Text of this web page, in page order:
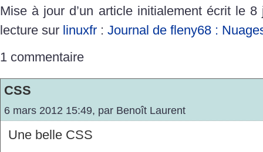
Mise à jour d’un article initialement écrit le
lecture sur linuxfr : Journal de fleny68 :
1 commentaire
CSS
6 mars 2012 15:49, par Benoît Laurent
Une belle CSS